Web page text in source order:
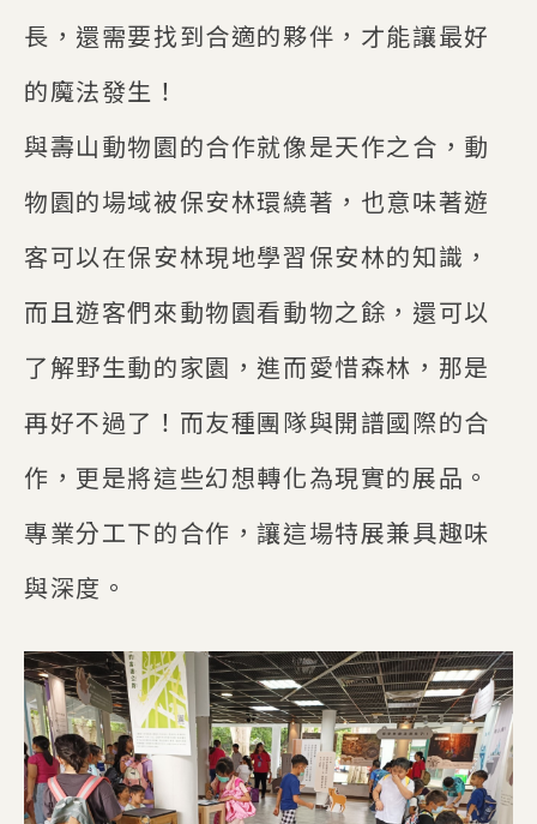
長，還需要找到合適的夥伴，才能讓最好
的魔法發生！
與壽山動物園的合作就像是天作之合，動
物園的場域被保安林環繞著，也意味著遊
客可以在保安林現地學習保安林的知識，
而且遊客們來動物園看動物之餘，還可以
了解野生動的家園，進而愛惜森林，那是
再好不過了！而友種團隊與開譜國際的合
作，更是將這些幻想轉化為現實的展品。
專業分工下的合作，讓這場特展兼具趣味
與深度。